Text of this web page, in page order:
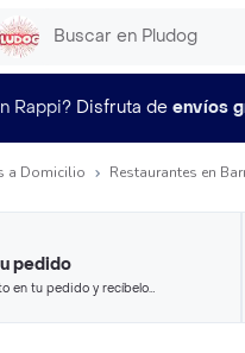
Rappi? Disfruta de envíos
a Domicilio Restaurantes en
pedido
en tu pedido y recíbelo